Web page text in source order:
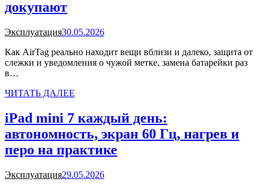
докупают
Эксплуатация30.05.2026
Как AirTag реально находит вещи вблизи и далеко, защита от
слежки и уведомления о чужой метке, замена батарейки раз
в…
ЧИТАТЬ ДАЛЕЕ
iPad mini 7 каждый день:
автономность, экран 60 Гц, нагрев и
перо на практике
Эксплуатация29.05.2026